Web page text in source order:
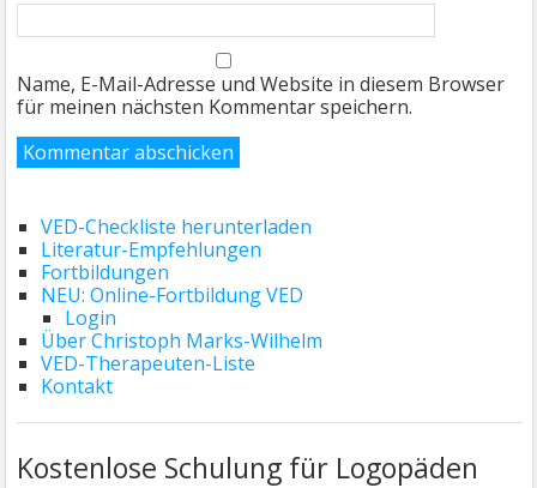
Name, E-Mail-Adresse und Website in diesem Browser
für meinen nächsten Kommentar speichern.
VED-Checkliste herunterladen
Literatur-Empfehlungen
Fortbildungen
NEU: Online-Fortbildung VED
Login
Über Christoph Marks-Wilhelm
VED-Therapeuten-Liste
Kontakt
Kostenlose Schulung für Logopäden